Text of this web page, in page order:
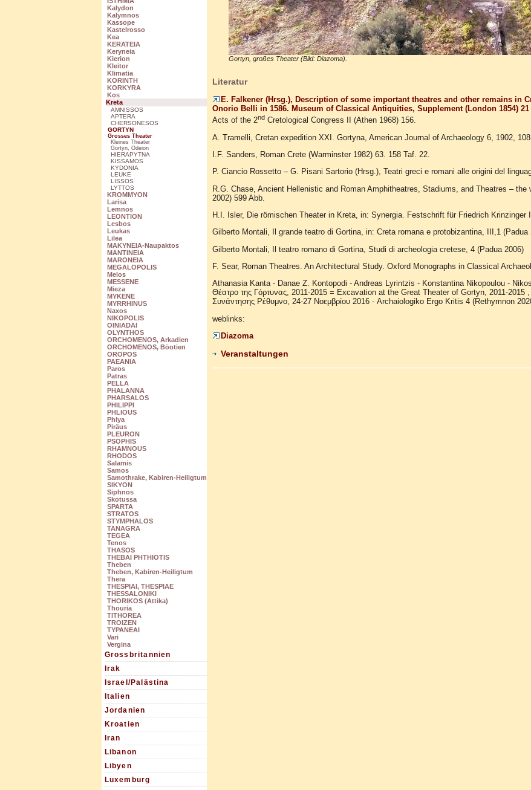
Kalydon
Kalymnos
Kassope
Kastelrosso
Kea
KERATEIA
Keryneia
Kierion
Kleitor
Klimatia
KORINTH
KORKYRA
Kos
Kreta
AMNISSOS
APTERA
CHERSONESOS
GORTYN
Grosses Theater
Kleines Theater
Gortyn, Odeion
HIERAPYTNA
KISSAMOS
KYDONIA
LEUKE
LISSOS
LYTTOS
KROMMYON
Larisa
Lemnos
LEONTION
Lesbos
Leukas
Lilea
MAKYNEIA-Naupaktos
MANTINEIA
MARONEIA
MEGALOPOLIS
Melos
MESSENE
Mieza
MYKENE
MYRRHINUS
Naxos
NIKOPOLIS
OINIADAI
OLYNTHOS
ORCHOMENOS, Arkadien
ORCHOMENOS, Böotien
OROPOS
PAEANIA
Paros
Patras
PELLA
PHALANNA
PHARSALOS
PHILIPPI
PHLIOUS
Phlya
Piräus
PLEURON
PSOPHIS
RHAMNOUS
RHODOS
Salamis
Samos
Samothrake, Kabiren-Heiligtum
SIKYON
Siphnos
Skotussa
SPARTA
STRATOS
STYMPHALOS
TANAGRA
TEGEA
Tenos
THASOS
THEBAI PHTHIOTIS
Theben
Theben, Kabiren-Heiligtum
Thera
THESPIAI, THESPIAE
THESSALONIKI
THORIKOS (Attika)
Thouria
TITHOREA
TROIZEN
TYPANEAI
Vari
Vergina
Grossbritannien
Irak
Israel/Palästina
Italien
Jordanien
Kroatien
Iran
Libanon
Libyen
Luxemburg
Gortyn, großes Theater (Bild: Diazoma).
Literatur
E. Falkener (Hrsg.), Description of some important theatres and other remains in
Onorio Belli in 1586. Museum of Classical Antiquities, Supplement (London 1854) 21
Acts of the 2ndCretological Congress II (Athen 1968) 156.
A. Tramelli, Cretan expedition XXI. Gortyna, American Journal of Archaeology 6, 1902,
I.F. Sanders, Roman Crete (Warminster 1982) 63. 158 Taf. 22.
P. Ciancio Rossetto – G. Pisani Sartorio (Hrsg.), Teatri greci e romani alle origini del
R.G. Chase, Ancient Hellenistic and Roman Amphitheatres, Stadiums, and Theatres –
2002) 599 Abb.
H.I. Isler, Die römischen Theater in Kreta, in: Synergia. Festschrift für Friedrich Krinzinger
Gilberto Montali, Il grande teatro di Gortina, in: Creta romana e protobizantina, III,1 (Padua
Gilberto Montali, Il teatro romano di Gortina, Studi di archeologia cretese, 4 (Padua 2006)
F. Sear, Roman Theatres. An Architectural Study. Oxford Monographs in Classical
Αthanasia Kanta - Danae Z. Kontopodi - Andreas Lyrintzis - Konstantina Nikopoulou -
Θέατρο της Γόρτυνας, 2011-2015 = Excavation at the Great Theater of Gortyn, 2011-2015
Συνάντησης Ρέθυμνο, 24-27 Νοεμβρίου 2016 - Archaiologiko Ergo Kritis 4 (Rethymnon
weblinks:
Diazoma
Veranstaltungen